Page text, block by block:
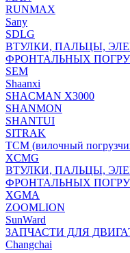
RUNMAX
Sany
SDLG
ВТУЛКИ, ПАЛЬЦЫ,
ФРОНТАЛЬНЫХ
SEM
Shaanxi
SHACMAN X3000
SHANMON
SHANTUI
SITRAK
TCM (вилочный
XCMG
ВТУЛКИ, ПАЛЬЦЫ,
ФРОНТАЛЬНЫХ
XGMA
ZOOMLION
SunWard
ЗАПЧАСТИ ДЛЯ
Changchai